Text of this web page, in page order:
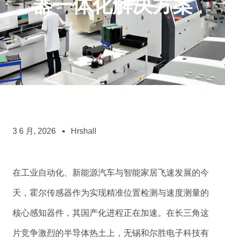
器一体化解决方案
3 6 月, 2026 Hrshall
在工业自动化、新能源汽车与智能家居飞速发展的今
天，霍尔传感器作为实现精准位置检测与速度测量的
核心感知器件，其国产化进程正在加速。在长三角这
片竞争激烈的半导体热土上，无锡和尔胜电子科技有